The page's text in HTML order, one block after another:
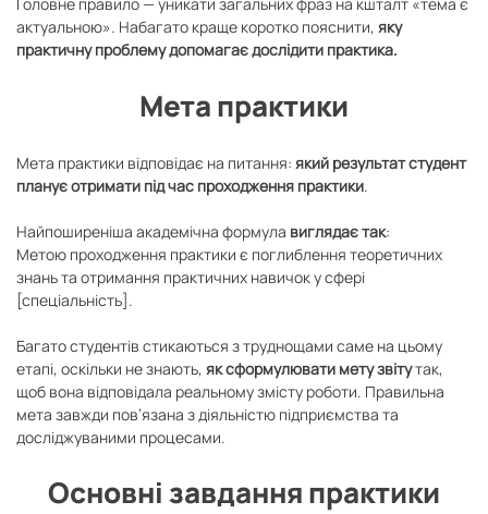
Головне правило — уникати загальних фраз на кшталт «тема є
актуальною». Набагато краще коротко пояснити, яку
практичну проблему допомагає дослідити практика.
Мета практики
Мета практики відповідає на питання: який результат студент
планує отримати під час проходження практики.
Найпоширеніша академічна формула виглядає так:
Метою проходження практики є поглиблення теоретичних
знань та отримання практичних навичок у сфері
[спеціальність].
Багато студентів стикаються з труднощами саме на цьому
етапі, оскільки не знають, як сформулювати мету звітутак,
щоб вона відповідала реальному змісту роботи. Правильна
мета завжди пов’язана з діяльністю підприємства та
досліджуваними процесами.
Основні завдання практики